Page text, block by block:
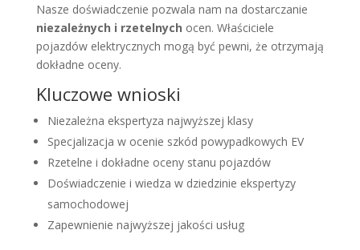
Nasze doświadczenie pozwala nam na dostarczanie
niezależnych i rzetelnych ocen. Właściciele
pojazdów elektrycznych mogą być pewni, że otrzymają
dokładne oceny.
Kluczowe wnioski
Niezależna ekspertyza najwyższej klasy
Specjalizacja w ocenie szkód powypadkowych EV
Rzetelne i dokładne oceny stanu pojazdów
Doświadczenie i wiedza w dziedzinie ekspertyzy
samochodowej
Zapewnienie najwyższej jakości usług